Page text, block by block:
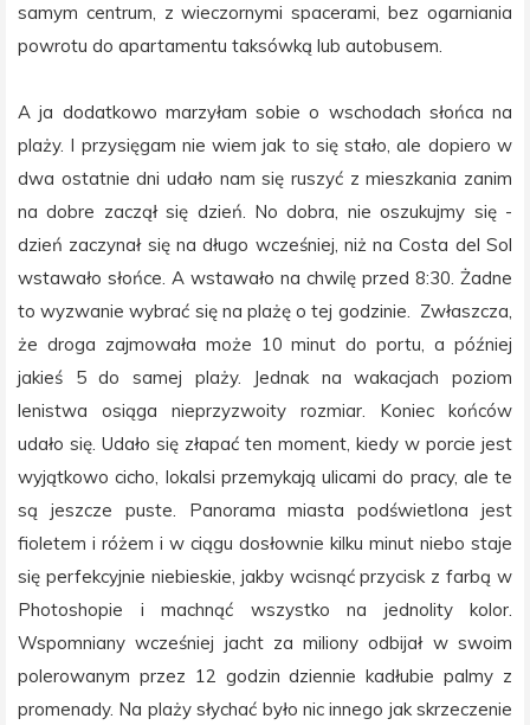
samym centrum, z wieczornymi spacerami, bez ogarniania
powrotu do apartamentu taksówką lub autobusem.
A ja dodatkowo marzyłam sobie o wschodach słońca na
plaży. I przysięgam nie wiem jak to się stało, ale dopiero w
dwa ostatnie dni udało nam się ruszyć z mieszkania zanim
na dobre zaczął się dzień. No dobra, nie oszukujmy się -
dzień zaczynał się na długo wcześniej, niż na Costa del Sol
wstawało słońce. A wstawało na chwilę przed 8:30. Żadne
to wyzwanie wybrać się na plażę o tej godzinie. Zwłaszcza,
że droga zajmowała może 10 minut do portu, a później
jakieś 5 do samej plaży. Jednak na wakacjach poziom
lenistwa osiąga nieprzyzwoity rozmiar. Koniec końców
udało się. Udało się złapać ten moment, kiedy w porcie jest
wyjątkowo cicho, lokalsi przemykają ulicami do pracy, ale te
są jeszcze puste. Panorama miasta podświetlona jest
fioletem i różem i w ciągu dosłownie kilku minut niebo staje
się perfekcyjnie niebieskie, jakby wcisnąć przycisk z farbą w
Photoshopie i machnąć wszystko na jednolity kolor.
Wspomniany wcześniej jacht za miliony odbijał w swoim
polerowanym przez 12 godzin dziennie kadłubie palmy z
promenady. Na plaży słychać było nic innego jak skrzeczenie